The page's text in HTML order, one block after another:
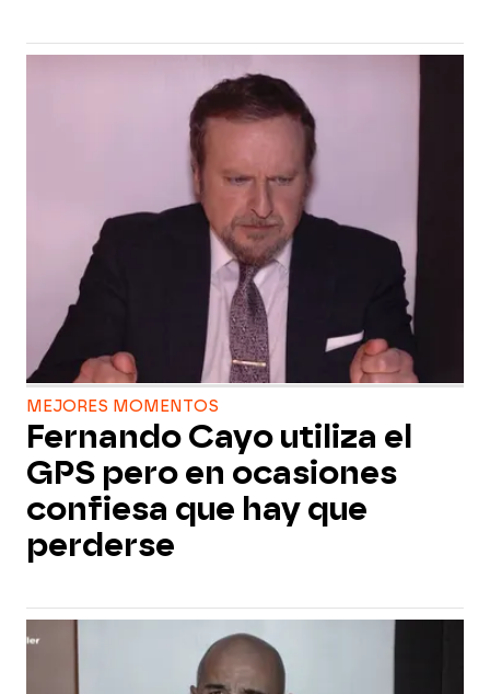
MEJORES MOMENTOS
Fernando Cayo utiliza el
GPS pero en ocasiones
confiesa que hay que
perderse